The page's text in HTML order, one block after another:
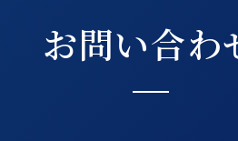
お問い合わ